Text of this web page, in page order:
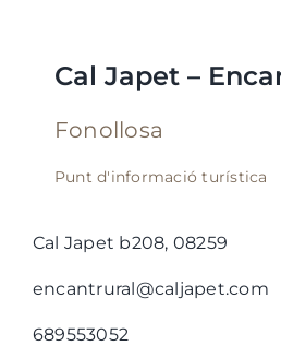
Cal Japet –
Fonollosa
Punt d'informació turística
Cal Japet b208, 08259
encantrural@caljapet.com
689553052